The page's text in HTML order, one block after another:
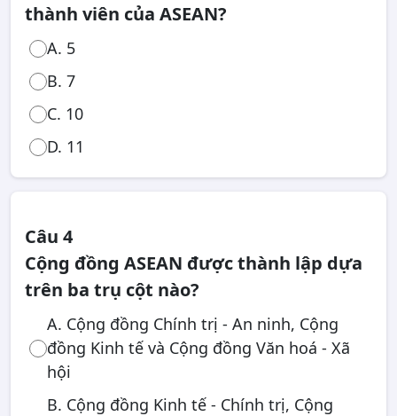
thành viên của ASEAN?
A. 5
B. 7
C. 10
D. 11
Câu 4
Cộng đồng ASEAN được thành lập dựa
trên ba trụ cột nào?
A. Cộng đồng Chính trị - An ninh, Cộng
đồng Kinh tế và Cộng đồng Văn hoá - Xã
hội
B. Cộng đồng Kinh tế - Chính trị, Cộng